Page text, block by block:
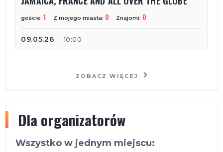
goście: 1 Z mojego miasta: 0 Znajomi: 0
09.05.26 10:00
ZOBACZ WIĘCEJ
Dla organizatorów
Wszystko w jednym miejscu: